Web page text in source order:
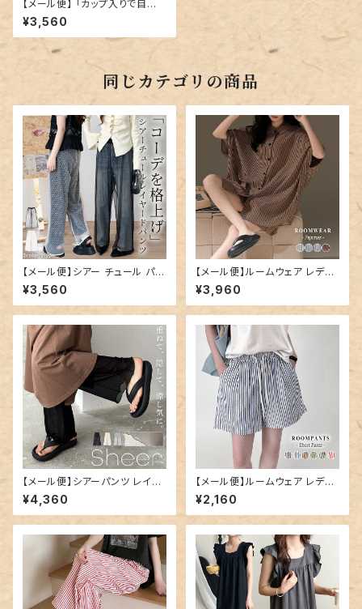
【メール便】 「カップ入りで自然
なシルエに」サマーニット タンク
トップ 細リブ レース／tops23
88
¥3,560
同じカテゴリの商品
【メール便】シアー チュール パン
ツ レディース ワイド レイヤード
パンツ／pants708
¥3,560
【メール便】ルームウェア レディ
ース ビッグシルエット セットアッ
プ 半袖／roomwear299
¥3,960
【メール便】シアーパンツ レイヤ
ード レディース レギンス ワイド
ペチコート／pants707
¥4,360
【メール便】ルームウェア レディ
ース ショートパンツ パンツ スト
ライプ／roomwear289
¥2,160